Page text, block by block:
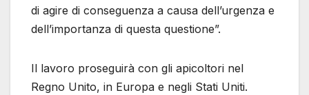
di agire di conseguenza a causa dell’urgenza e
dell’importanza di questa questione”.
Il lavoro proseguirà con gli apicoltori nel
Regno Unito, in Europa e negli Stati Uniti.